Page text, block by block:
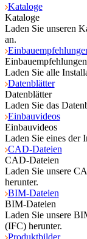
Kataloge
Kataloge
Laden Sie unseren
an.
Einbauempfehlungen
Laden Sie alle
Datenblätter
Datenblätter
Laden Sie das
Einbauvideos
Einbauvideos
Laden Sie eines der
CAD-Dateien
CAD-Dateien
Laden Sie unsere
herunter.
BIM-Dateien
BIM-Dateien
Laden Sie unsere
(IFC) herunter.
Produktbilder